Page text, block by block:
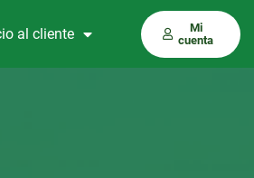
al cliente
Mi
cuenta